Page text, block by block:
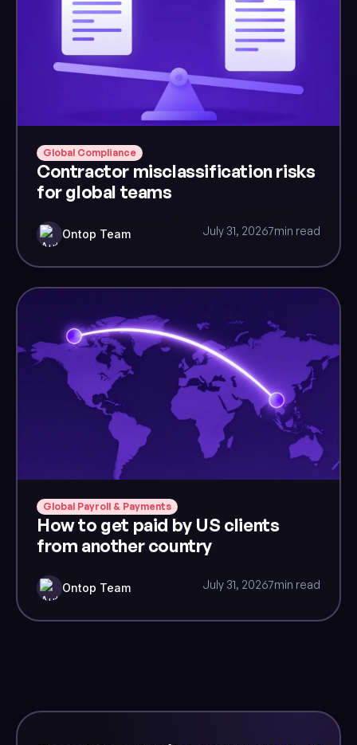
Global Compliance
Contractor misclassification risks
for global teams
Ontop Team July 31, 20267min read
Global Payroll & Payments
How to get paid by US clients
from another country
Ontop Team July 31, 20267min read